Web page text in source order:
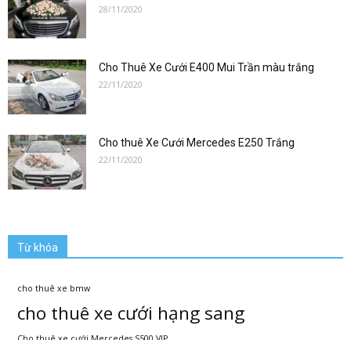
28/11/2020
Cho Thuê Xe Cưới E400 Mui Trần màu trắng
22/11/2020
Cho thuê Xe Cưới Mercedes E250 Trắng
22/11/2020
Từ khóa
cho thuê xe bmw
cho thuê xe cưới hạng sang